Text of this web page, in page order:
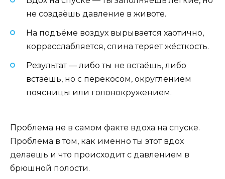
не создаёшь давление в животе.
На подъёме воздух вырывается хаотично,
коррасслабляется, спина теряет жёсткость.
Результат — либо ты не встаёшь, либо
встаёшь, но с перекосом, округлением
поясницы или головокружением.
Проблема не в самом факте вдоха на спуске.
Проблема в том, как именно ты этот вдох
делаешь и что происходит с давлением в
брюшной полости.